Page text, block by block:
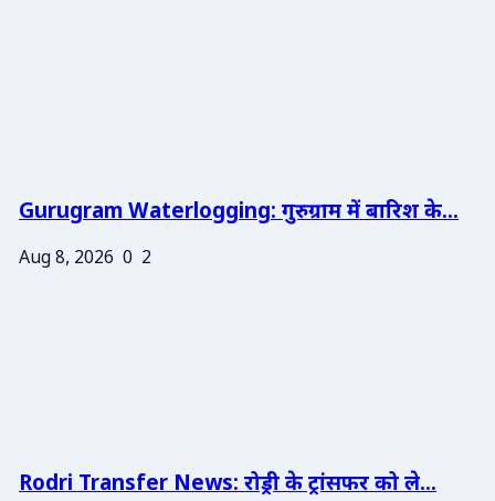
Gurugram Waterlogging: गुरुग्राम में बारिश के...
Aug 8, 2026 0 2
Rodri Transfer News: रोड्री के ट्रांसफर को ले...